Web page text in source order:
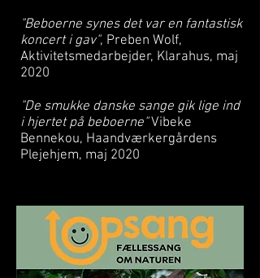
"Beboerne synes det var en fantastisk
koncert i gav", Preben Wolf,
Aktivitetsmedarbejder, Klarahus, maj
2020
"De smukke danske sange gik lige ind
i hjertet på beboerne"Vibeke
Bennekou, Haandværkergårdens
Plejehjem, maj 2020